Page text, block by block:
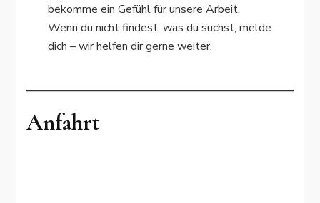
bekomme ein Gefühl für unsere Arbeit.
Wenn du nicht findest, was du suchst, melde
dich – wir helfen dir gerne weiter.
Anfahrt